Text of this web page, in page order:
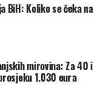
BiH: Koliko se čeka na
mirovina: Za 40 i
1.030 eura